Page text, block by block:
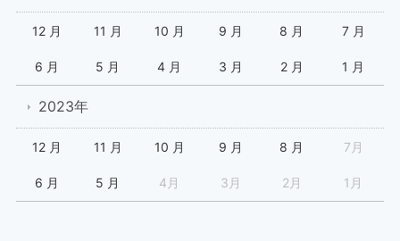
12 月 11 月 10 月 9 月 8 月 7 月
6 月 5 月 4 月 3 月 2 月 1 月
2023年
12 月 11 月 10 月 9 月 8 月 7月
6 月 5 月 4月 3月 2月 1月